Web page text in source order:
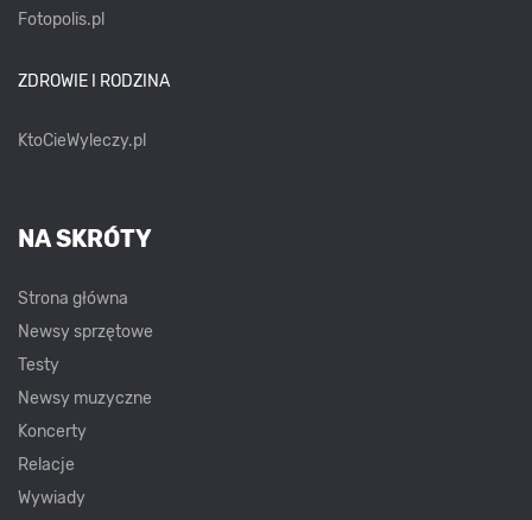
Fotopolis.pl
ZDROWIE I RODZINA
KtoCieWyleczy.pl
NA SKRÓTY
Strona główna
Newsy sprzętowe
Testy
Newsy muzyczne
Koncerty
Relacje
Wywiady